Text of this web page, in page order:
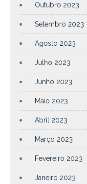
Outubro 2023
Setembro 2023
Agosto 2023
Julho 2023
Junho 2023
Maio 2023
Abril 2023
Março 2023
Fevereiro 2023
Janeiro 2023